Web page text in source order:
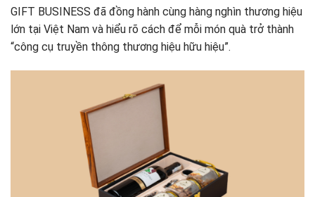
GIFT BUSINESS đã đồng hành cùng hàng nghìn thương hiệu
lớn tại Việt Nam và hiểu rõ cách để mỗi món quà trở thành
“công cụ truyền thông thương hiệu hữu hiệu”.